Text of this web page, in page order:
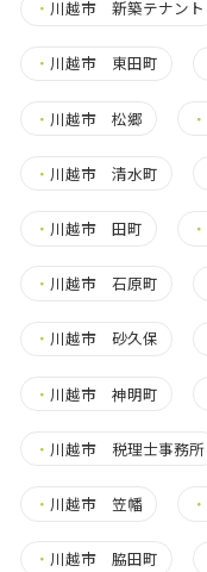
・ 川越市 新築テナント
・ 川越市 東田町
・ 川越市 松郷 ・
・ 川越市 清水町
・ 川越市 田町 ・
・ 川越市 石原町
・ 川越市 砂久保
・ 川越市 神明町
・ 川越市 税理士事務所
・ 川越市 笠幡 ・
・ 川越市 脇田町